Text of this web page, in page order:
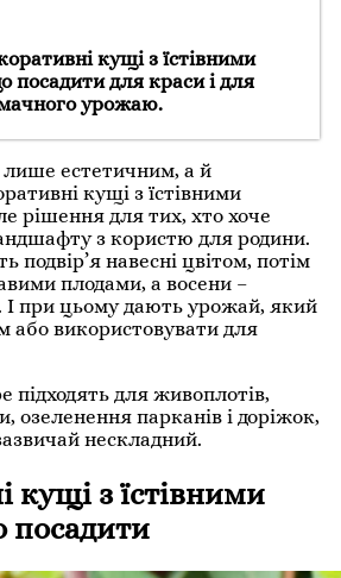
кущі з їстівними
посадити для краси і для
урожаю.
естетичним, а й
кущі з їстівними
рішення для тих, хто хоче
з користю для родини.
навесні цвітом, потім
плодами, а восени –
при цьому дають урожай, який
або використовувати для
підходять для живоплотів,
озеленення парканів і доріжок,
нескладний.
кущі з їстівними
посадити